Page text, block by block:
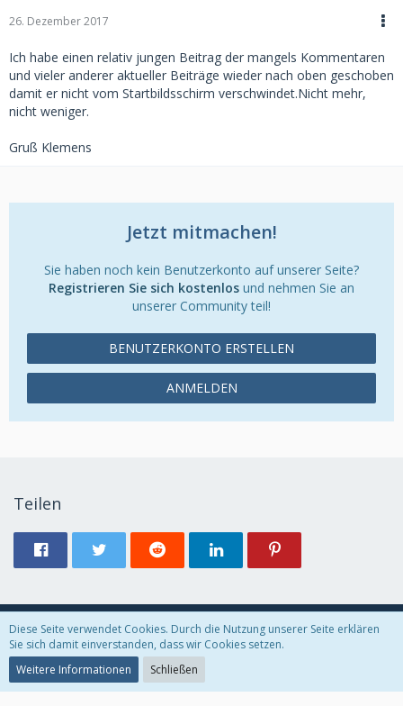
26. Dezember 2017
Ich habe einen relativ jungen Beitrag der mangels Kommentaren
und vieler anderer aktueller Beiträge wieder nach oben geschoben
damit er nicht vom Startbildsschirm verschwindet.Nicht mehr,
nicht weniger.
Gruß Klemens
Jetzt mitmachen!
Sie haben noch kein Benutzerkonto auf unserer Seite?
Registrieren Sie sich kostenlos und nehmen Sie an
unserer Community teil!
BENUTZERKONTO ERSTELLEN
ANMELDEN
Teilen
Datenschutzerklärung Kontakt Impressum
Community-Software:WoltLab Suite™ 5.2.21
Diese Seite verwendet Cookies. Durch die Nutzung unserer Seite erklären
Sie sich damit einverstanden, dass wir Cookies setzen.
Weitere Informationen
Schließen